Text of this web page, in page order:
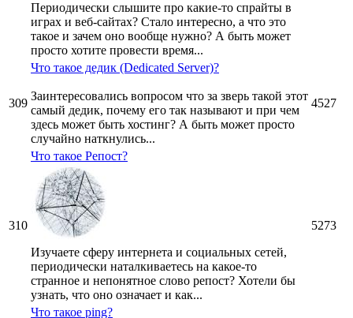
Периодически слышите про какие-то спрайты в
играх и веб-сайтах? Стало интересно, а что это
такое и зачем оно вообще нужно? А быть может
просто хотите провести время...
309
Что такое дедик (Dedicated Server)?
Заинтересовались вопросом что за зверь такой этот
самый дедик, почему его так называют и при чем
здесь может быть хостинг? А быть может просто
случайно наткнулись...
4527
310
Что такое Репост?
Изучаете сферу интернета и социальных сетей,
периодически наталкиваетесь на какое-то
странное и непонятное слово репост? Хотели бы
узнать, что оно означает и как...
5273
Что такое ping?